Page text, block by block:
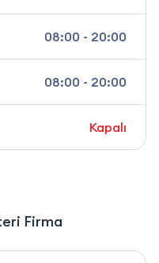
08:00 - 20:00
08:00 - 20:00
Kapalı
Firma